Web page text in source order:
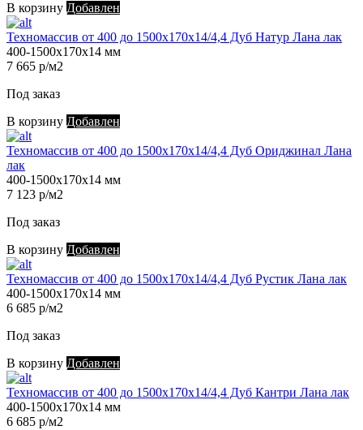
В корзину Добавлен
Техномассив от 400 до 1500х170х14/4,4 Дуб Натур Лана лак
400-1500х170х14 мм
7 665 р/м2
Под заказ
В корзину Добавлен
Техномассив от 400 до 1500х170х14/4,4 Дуб Ориджинал Лана
лак
400-1500х170х14 мм
7 123 р/м2
Под заказ
В корзину Добавлен
Техномассив от 400 до 1500х170х14/4,4 Дуб Рустик Лана лак
400-1500х170х14 мм
6 685 р/м2
Под заказ
В корзину Добавлен
Техномассив от 400 до 1500х170х14/4,4 Дуб Кантри Лана лак
400-1500х170х14 мм
6 685 р/м2